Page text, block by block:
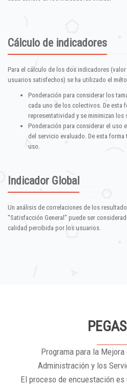
Cálculo de indicadores
Para el cálculo de los dos indicadores
usuarios satisfechos) se ha utilizado el
Ponderación para considerar los
cada uno de los colectivos. De esta
representatividad y se minimizan los
Ponderación para considerar el uso
del servicio evaluado. De esta
uso.
Indicador Global
Un análisis de correlaciones de los
"Satisfacción General" puede ser
calidad percibida por los usuarios.
Programa para la
Administración y los
El proceso de encuestación